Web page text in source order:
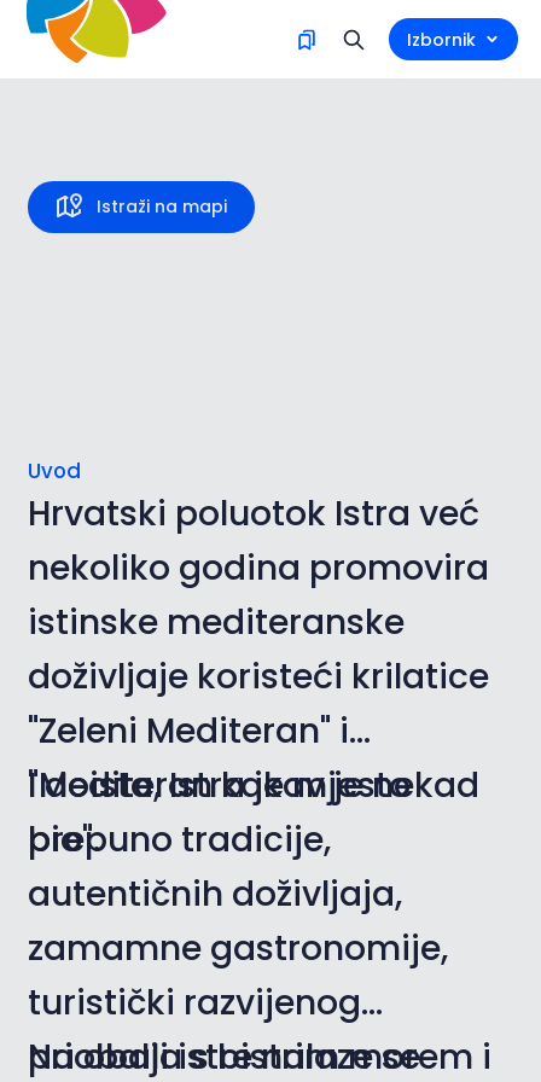
Izbornik
Istraži na mapi
Uvod
Hrvatski poluotok Istra već
nekoliko godina promovira
istinske mediteranske
doživljaje koristeći krilatice
"Zeleni Mediteran" i
"Mediteran kakav je nekad
bio".
I doista, Istra je mjesto
prepuno tradicije,
autentičnih doživljaja,
zamamne gastronomije,
turistički razvijenog
priobalja s bistrim morem i
Na obali istre nalaze se